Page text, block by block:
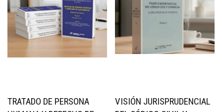
TRATADO DE PERSONA
VISIÓN JURISPRUDENCIAL